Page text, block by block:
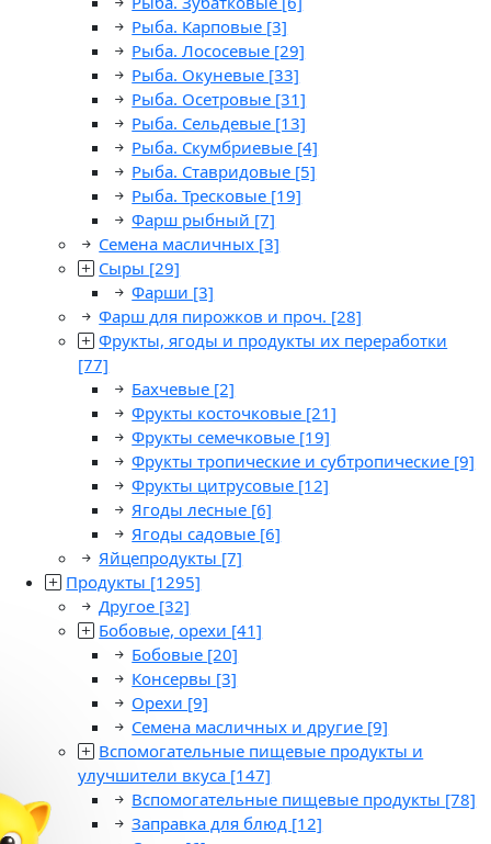
Рыба. Карповые [3]
Рыба. Лососевые [29]
Рыба. Окуневые [33]
Рыба. Осетровые [31]
Рыба. Сельдевые [13]
Рыба. Скумбриевые [4]
Рыба. Ставридовые [5]
Рыба. Тресковые [19]
Фарш рыбный [7]
Семена масличных [3]
Сыры [29]
Фарши [3]
Фарш для пирожков и проч. [28]
Фрукты, ягоды и продукты их переработки
[77]
Бахчевые [2]
Фрукты косточковые [21]
Фрукты семечковые [19]
Фрукты тропические и субтропические [9]
Фрукты цитрусовые [12]
Ягоды лесные [6]
Ягоды садовые [6]
Яйцепродукты [7]
Продукты [1295]
Другое [32]
Бобовые, орехи [41]
Бобовые [20]
Консервы [3]
Орехи [9]
Семена масличных и другие [9]
Вспомогательные пищевые продукты и
улучшители вкуса [147]
Вспомогательные пищевые продукты [78]
Заправка для блюд [12]